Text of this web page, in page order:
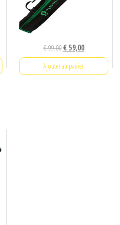
€99,00 Le
prix
initial
€59,00Le
prix
Ajouter au panier